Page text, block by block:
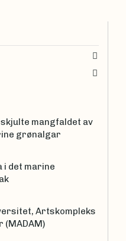
mangfaldet av
grønalgar
i det marine
Artskompleks